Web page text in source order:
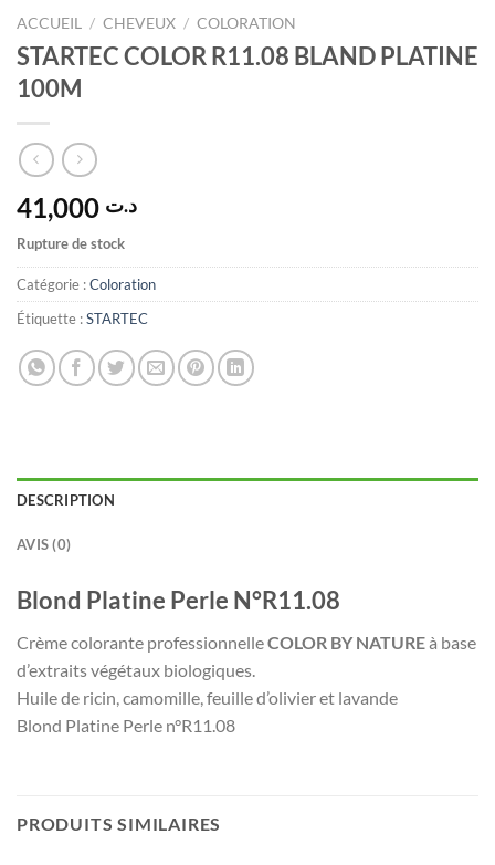
ACCUEIL / CHEVEUX / COLORATION
STARTEC COLOR R11.08 BLAND PLATINE
100M
د.ت
Rupture de stock
Catégorie :Coloration
Étiquette :STARTEC
DESCRIPTION
AVIS (0)
Blond Platine Perle N°R11.08
Crème colorante professionnelleCOLOR BY NATUREà base
d’extraits végétaux biologiques.
Huile de ricin, camomille, feuille d’olivier et lavande
Blond Platine Perle n°R11.08
PRODUITS SIMILAIRES